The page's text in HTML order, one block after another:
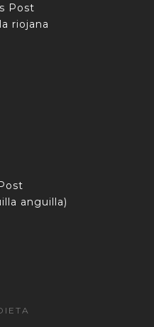
Post
riojana
anguilla)